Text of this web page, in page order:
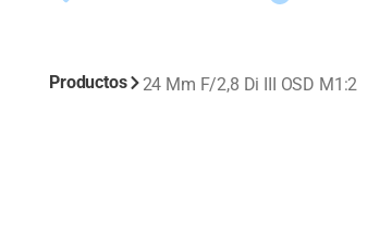
Productos 24 Mm F/2,8 Di III OSD M1:2